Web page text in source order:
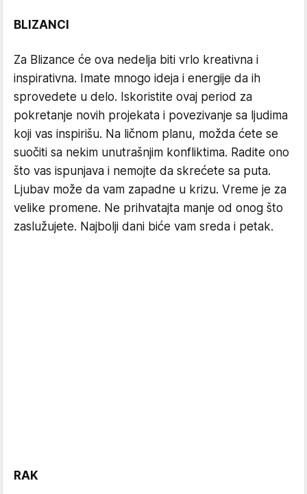
BLIZANCI
Za Blizance će ova nedelja biti vrlo kreativna i
inspirativna. Imate mnogo ideja i energije da ih
sprovedete u delo. Iskoristite ovaj period za
pokretanje novih projekata i povezivanje sa ljudima
koji vas inspirišu. Na ličnom planu, možda ćete se
suočiti sa nekim unutrašnjim konfliktima. Radite ono
što vas ispunjava i nemojte da skrećete sa puta.
Ljubav može da vam zapadne u krizu. Vreme je za
velike promene. Ne prihvatajta manje od onog što
zaslužujete. Najbolji dani biće vam sreda i petak.
RAK